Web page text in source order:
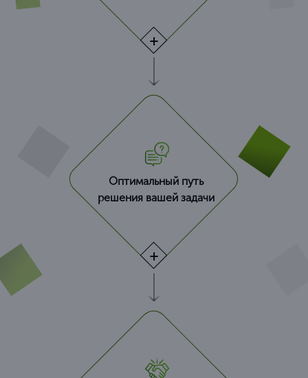
Оптимальный путь
решения вашей задачи